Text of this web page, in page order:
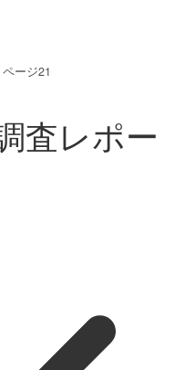
ージ21
査レポー